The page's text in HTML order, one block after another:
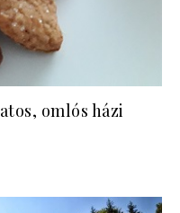
omlós házi